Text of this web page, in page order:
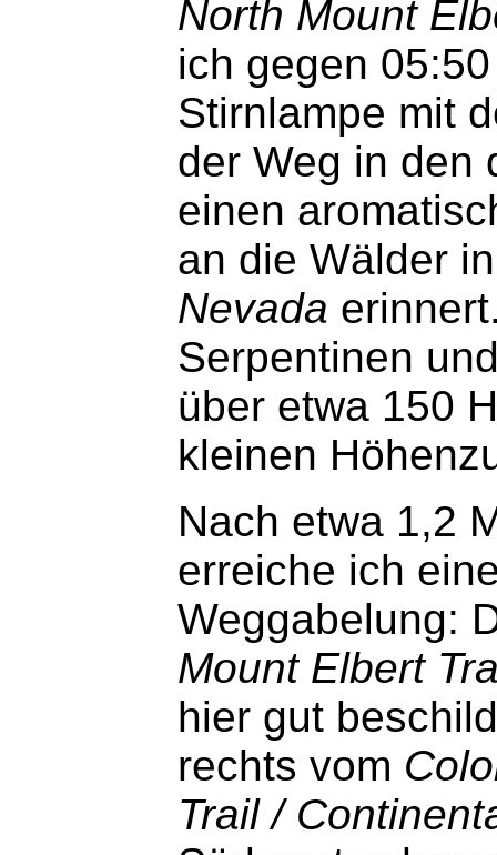
North Mount
ich gegen
Stirnlampe mit
der Weg in den
einen
an die Wälder
Nevada
Serpentinen
über etwa 150
kleinen
Nach etwa 1,2
erreiche ich
Weggabelung:
Mount Elbert
hier gut
rechts vom
Trail /